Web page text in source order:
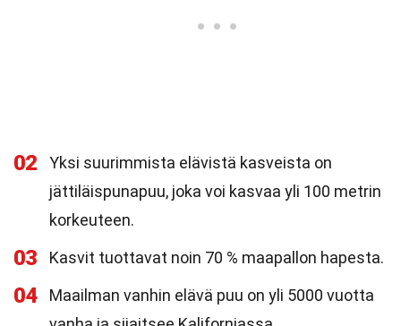
02
Yksi suurimmista elävistä kasveista on
jättiläispunapuu, joka voi kasvaa yli 100 metrin
korkeuteen.
03 Kasvit tuottavat noin 70 % maapallon hapesta.
04
Maailman vanhin elävä puu on yli 5000 vuotta